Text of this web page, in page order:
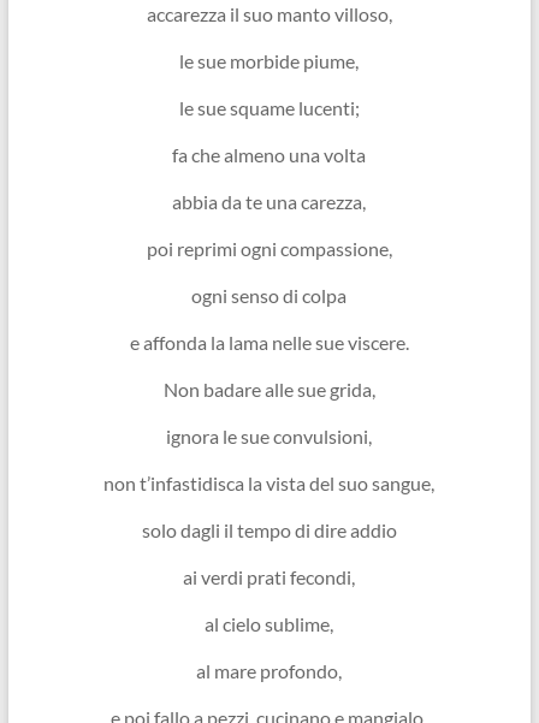
accarezza il suo manto villoso,
le sue morbide piume,
le sue squame lucenti;
fa che almeno una volta
abbia da te una carezza,
poi reprimi ogni compassione,
ogni senso di colpa
e affonda la lama nelle sue viscere.
Non badare alle sue grida,
ignora le sue convulsioni,
non t’infastidisca la vista del suo sangue,
solo dagli il tempo di dire addio
ai verdi prati fecondi,
al cielo sublime,
al mare profondo,
e poi fallo a pezzi, cucinano e mangialo,